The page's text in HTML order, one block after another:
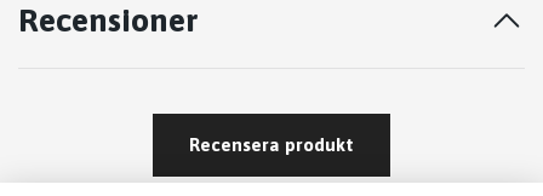
Recensioner
Recensera produkt